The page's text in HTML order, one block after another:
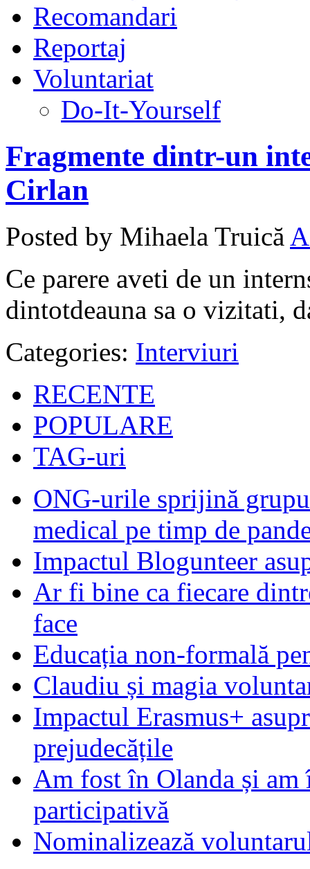
Recomandari
Reportaj
Voluntariat
Do-It-Yourself
Fragmente dintr-un
Cirlan
Posted by Mihaela Truică
Ce parere aveti de un
dintotdeauna sa o vizitati,
Categories: Interviuri
RECENTE
POPULARE
TAG-uri
ONG-urile sprijină
medical pe timp de
Impactul Blogunteer
Ar fi bine ca fiecare
face
Educația non-formală
Claudiu și magia
Impactul Erasmus+
prejudecățile
Am fost în Olanda și am
participativă
Nominalizează